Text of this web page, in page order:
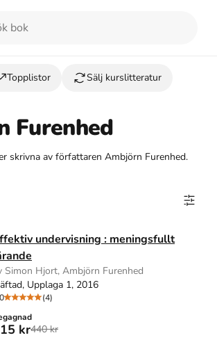
Topplistor Sälj kurslitteratur
Furenhed
skrivna av författaren Ambjörn Furenhed.
undervisning : meningsfullt
Simon Hjort, Ambjörn Furenhed
Upplaga 1, 2016
(4)
kr440 kr